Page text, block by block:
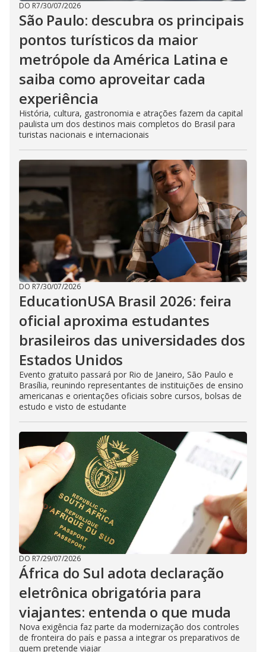
DO R7/30/07/2026
São Paulo: descubra os principais
pontos turísticos da maior
metrópole da América Latina e
saiba como aproveitar cada
experiência
História, cultura, gastronomia e atrações fazem da capital
paulista um dos destinos mais completos do Brasil para
turistas nacionais e internacionais
DO R7/30/07/2026
EducationUSA Brasil 2026: feira
oficial aproxima estudantes
brasileiros das universidades dos
Estados Unidos
Evento gratuito passará por Rio de Janeiro, São Paulo e
Brasília, reunindo representantes de instituições de ensino
americanas e orientações oficiais sobre cursos, bolsas de
estudo e visto de estudante
DO R7/29/07/2026
África do Sul adota declaração
eletrônica obrigatória para
viajantes: entenda o que muda
Nova exigência faz parte da modernização dos controles
de fronteira do país e passa a integrar os preparativos de
quem pretende viajar